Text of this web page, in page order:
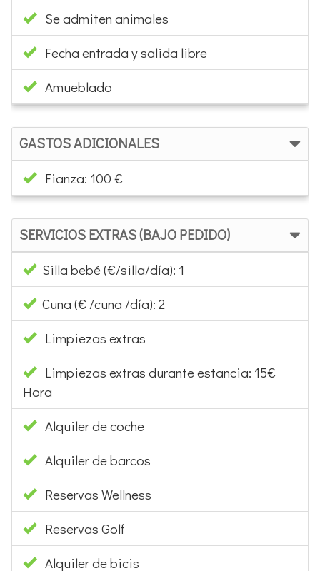
Se admiten animales
Fecha entrada y salida libre
Amueblado
GASTOS ADICIONALES
Fianza: 100 €
SERVICIOS EXTRAS (BAJO PEDIDO)
Silla bebé (€/silla/día): 1
Cuna (€ /cuna /día): 2
Limpiezas extras
Limpiezas extras durante estancia: 15€
Hora
Alquiler de coche
Alquiler de barcos
Reservas Wellness
Reservas Golf
Alquiler de bicis